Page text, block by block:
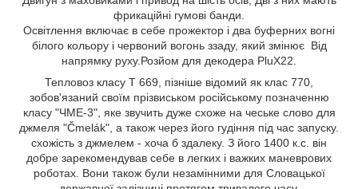
фрикаційні гумові банди.
Освітлення включає в себе прожектор і два буферних вогні
білого кольору і червоний вогонь ззаду, який змінює Від
напрямку руху.Розйом для декодера PluX22.
Тепловоз класу Т 669, пізніше відомий як клас 770,
зобов'язаний своїм прізвиськом російському позначенню
класу "ЧМЕ-3", яке звучить дуже схоже на чеське слово для
джмеля "Čmelák", а також через його гудіння під час запуску.
схожість з джмелем - хоча б здалеку. З його 1400 к.с. він
добре зарекомендував себе в легких і важких маневрових
роботах. Вони також були незамінними для Словацької